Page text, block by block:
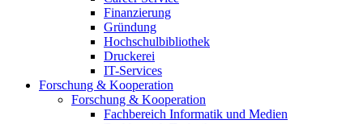
Finanzierung
Gründung
Hochschulbibliothek
Druckerei
IT-Services
Forschung & Kooperation
Forschung & Kooperation
Fachbereich Informatik und Medien